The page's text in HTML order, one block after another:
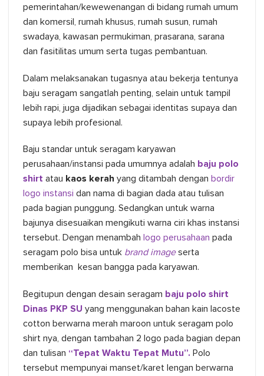
pemerintahan/kewewenangan di bidang rumah umum
dan komersil, rumah khusus, rumah susun, rumah
swadaya, kawasan permukiman, prasarana, sarana
dan fasitilitas umum serta tugas pembantuan.
Dalam melaksanakan tugasnya atau bekerja tentunya
baju seragam sangatlah penting, selain untuk tampil
lebih rapi, juga dijadikan sebagai identitas supaya dan
supaya lebih profesional.
Baju standar untuk seragam karyawan
perusahaan/instansi pada umumnya adalah baju polo
shirt atau kaos kerah yang ditambah dengan bordir
logo instansi dan nama di bagian dada atau tulisan
pada bagian punggung. Sedangkan untuk warna
bajunya disesuaikan mengikuti warna ciri khas instansi
tersebut. Dengan menambah logo perusahaan pada
seragam polo bisa untuk brand imageserta
memberikan kesan bangga pada karyawan.
Begitupun dengan desain seragam baju polo shirt
Dinas PKP SU yang menggunakan bahan kain lacoste
cotton berwarna merah maroon untuk seragam polo
shirt nya, dengan tambahan 2 logo pada bagian depan
dan tulisan “Tepat Waktu Tepat Mutu”. Polo
tersebut mempunyai manset/karet lengan berwarna